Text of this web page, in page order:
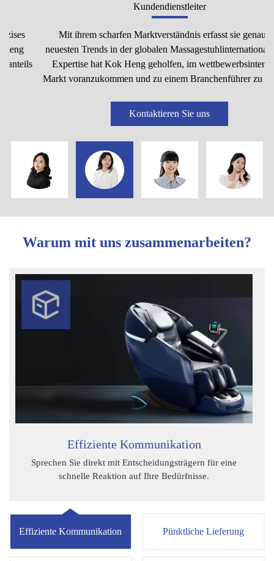
Kundendienstleiter
Mit ihrem scharfen Marktverständnis erfasst sie genau die
neuesten Trends in der globalen Massagestuhlinternationale. Ihre
Expertise hat Kok Heng geholfen, im wettbewerbsintensiven
Markt voranzukommen und zu einem Branchenführer zu werden.
Kontaktieren Sie uns
Warum mit uns zusammenarbeiten?
Effiziente Kommunikation
Sprechen Sie direkt mit Entscheidungsträgern für eine
schnelle Reaktion auf Ihre Bedürfnisse.
Effiziente Kommunikation Pünktliche Lieferung